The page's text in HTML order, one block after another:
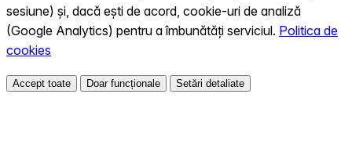
sesiune) și, dacă ești de acord, cookie-uri de analiză
(Google Analytics) pentru a îmbunătăți serviciul. Politica de
cookies
Accept toate Doar funcționale Setări detaliate